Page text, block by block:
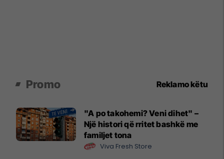
Promo Reklamo këtu
"A po takohemi? Veni dihet" –
Një histori që rritet bashkë me
familjet tona
Viva Fresh Store